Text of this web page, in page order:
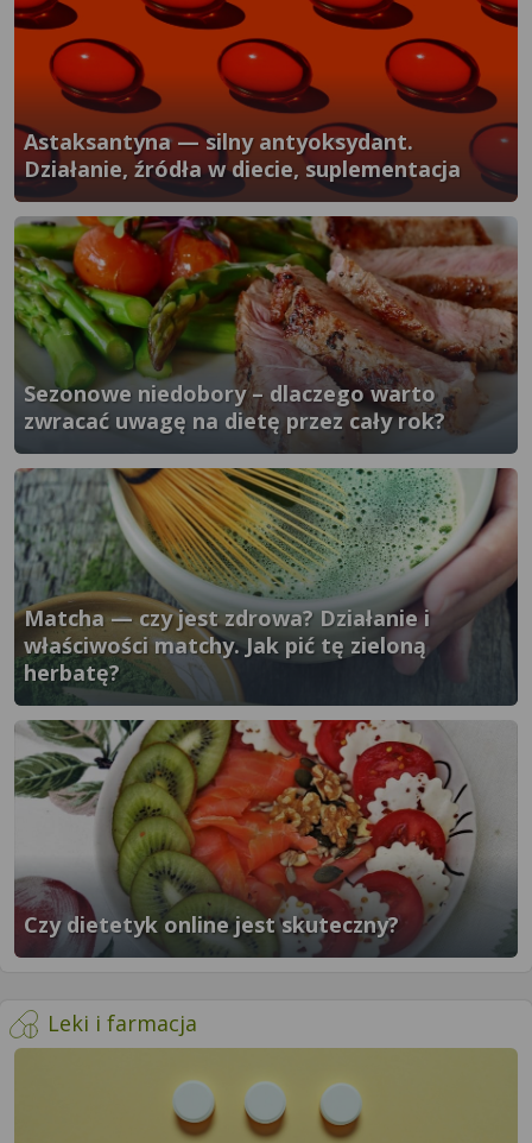
}" />
Astaksantyna — silny antyoksydant.
Działanie, źródła w diecie, suplementacja
}" />
Sezonowe niedobory – dlaczego warto
zwracać uwagę na dietę przez cały rok?
}" />
Matcha — czy jest zdrowa? Działanie i
właściwości matchy. Jak pić tę zieloną
herbatę?
Czy dietetyk online jest skuteczny?
Leki i farmacja